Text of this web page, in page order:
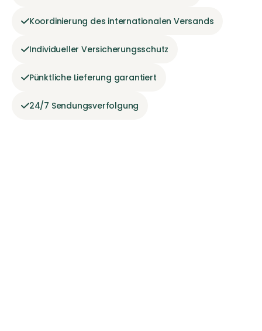
Koordinierung des internationalen Versands
Individueller Versicherungsschutz
Pünktliche Lieferung garantiert
24/7 Sendungsverfolgung